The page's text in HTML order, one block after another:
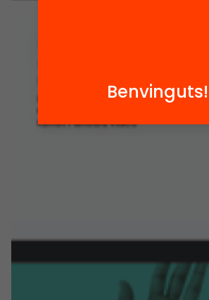
Benvinguts!